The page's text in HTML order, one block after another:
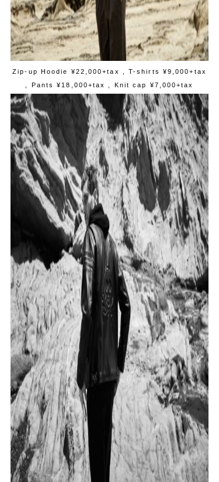
Zip-up Hoodie ¥22,000+tax , T-shirts ¥9,000+tax
, Pants ¥18,000+tax , Knit cap ¥7,000+tax